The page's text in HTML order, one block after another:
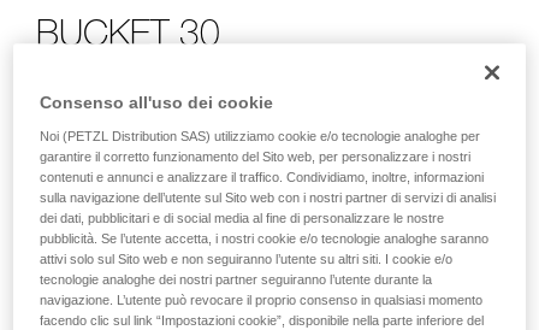
BUCKET 30
Sacco autoportante. 30 litri
Semplice e robusto, il sacco portacorda BUCKET 30
consente di riporre fino a 115 metri di corda da 11 mm di
diametro. Autoportante, sta in piedi anche quando è vuoto,
per facilitare l’accesso all’interno del sacco. Dispone di
spallacci imbottiti per un utilizzo confortevole, una tasca
esterna per riporre effetti personali e una zona di
personalizzazione per identificare rapidamente il contenuto.
La costruzione in tessuto tech TPU consente un utilizzo da
Consenso all'uso dei cookie
Noi (PETZL Distribution SAS) utilizziamo cookie e/o tecnologie analoghe per
garantire il corretto funzionamento del Sito web, per personalizzare i nostri
contenuti e annunci e analizzare il traffico. Condividiamo, inoltre, informazioni
sulla navigazione dell’utente sul Sito web con i nostri partner di servizi di analisi
dei dati, pubblicitari e di social media al fine di personalizzare le nostre
pubblicità. Se l’utente accetta, i nostri cookie e/o tecnologie analoghe saranno
attivi solo sul Sito web e non seguiranno l’utente su altri siti. I cookie e/o
tecnologie analoghe dei nostri partner seguiranno l’utente durante la
navigazione. L’utente può revocare il proprio consenso in qualsiasi momento
facendo clic sul link “Impostazioni cookie”, disponibile nella parte inferiore del